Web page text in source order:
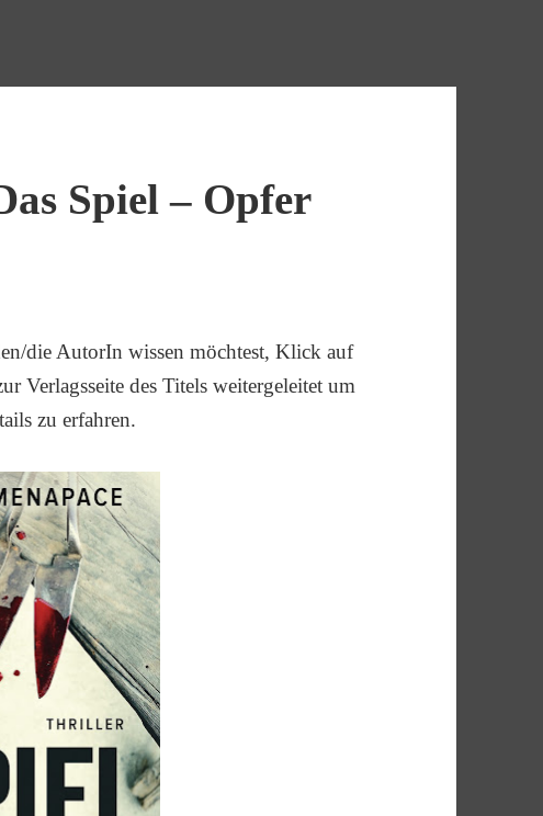
Spiel – Opfer
die AutorIn wissen möchtest, Klick auf
Verlagsseite des Titels weitergeleitet um
zu erfahren.